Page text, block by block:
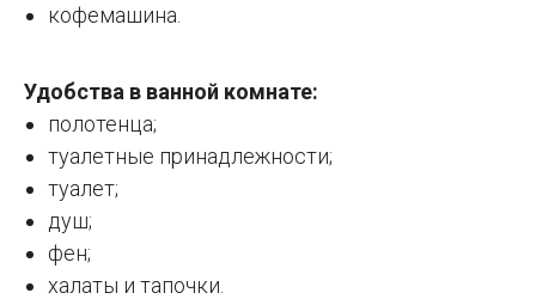
кофемашина.
Удобства в ванной комнате:
полотенца;
туалетные принадлежности;
туалет;
душ;
фен;
халаты и тапочки.